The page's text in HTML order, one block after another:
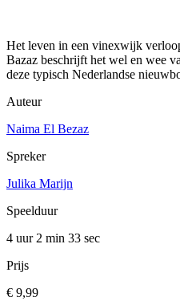
Het leven in een vinexwijk
Bazaz beschrijft het wel en wee
deze typisch Nederlandse
Auteur
Naima El Bezaz
Spreker
Julika Marijn
Speelduur
4 uur 2 min 33 sec
Prijs
€ 9,99